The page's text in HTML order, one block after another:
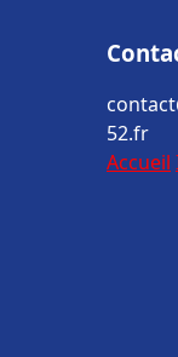
52.fr
Accueil